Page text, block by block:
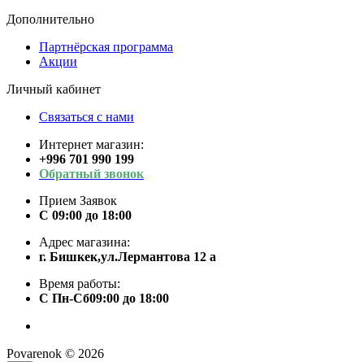
Дополнительно
Партнёрская программа
Акции
Личный кабинет
Связаться с нами
Интернет магазин:
+996 701 990 199
Обратный звонок
Прием Заявок
С 09:00 до 18:00
Адрес магазина:
г. Бишкек,ул.Лермантова 12 а
Время работы:
С Пн-Сб09:00 до 18:00
Povarenok © 2026